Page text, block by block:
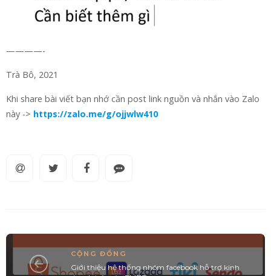
————-
Trà Bô, 2021
Khi share bài viết bạn nhớ cần post link nguồn và nhắn vào Zalo
này -> https://zalo.me/g/ojjwlw410
CỘNG ĐỒNG
Giới thiệu hệ thống nhóm facebook hỗ trợ kinh